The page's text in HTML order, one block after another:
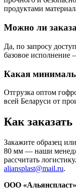
продуктами
Можно ли
Да, по запросу
базовое исполнение
Какая
Отгрузка оптом
всей Беларуси от
Как заказать
Закажите образец
80 мм — наши
рассчитать логистику.
aliansplast@mail.ru.
ООО «Альянспласт»